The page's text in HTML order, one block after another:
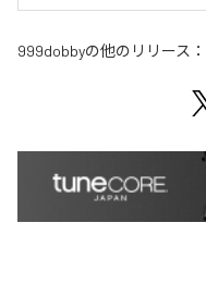
999dobbyの他のリリース：